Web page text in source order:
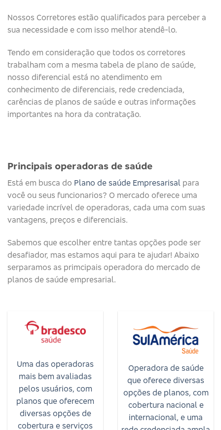
Nossos Corretores estão qualificados para perceber a
sua necessidade e com isso melhor atendê-lo.
Tendo em consideração que todos os corretores
trabalham com a mesma tabela de plano de saúde,
nosso diferencial está no atendimento em
conhecimento de diferenciais, rede credenciada,
carências de planos de saúde e outras informações
importantes na hora da contratação.
Principais operadoras de saúde​
Está em busca do Plano de saúde Empresarisal para
você ou seus funcionarios? O mercado oferece uma
variedade incrível de operadoras, cada uma com suas
vantagens, preços e diferenciais.
Sabemos que escolher entre tantas opções pode ser
desafiador, mas estamos aqui para te ajudar! Abaixo
serparamos as primcipais operadora do mercado de
planos de saúde empresarial.
Uma das operadoras
mais bem avaliadas
pelos usuários, com
planos que oferecem
diversas opções de
cobertura e serviços
Operadora de saúde
que oferece diversas
opções de planos, com
cobertura nacional e
internacional, e uma